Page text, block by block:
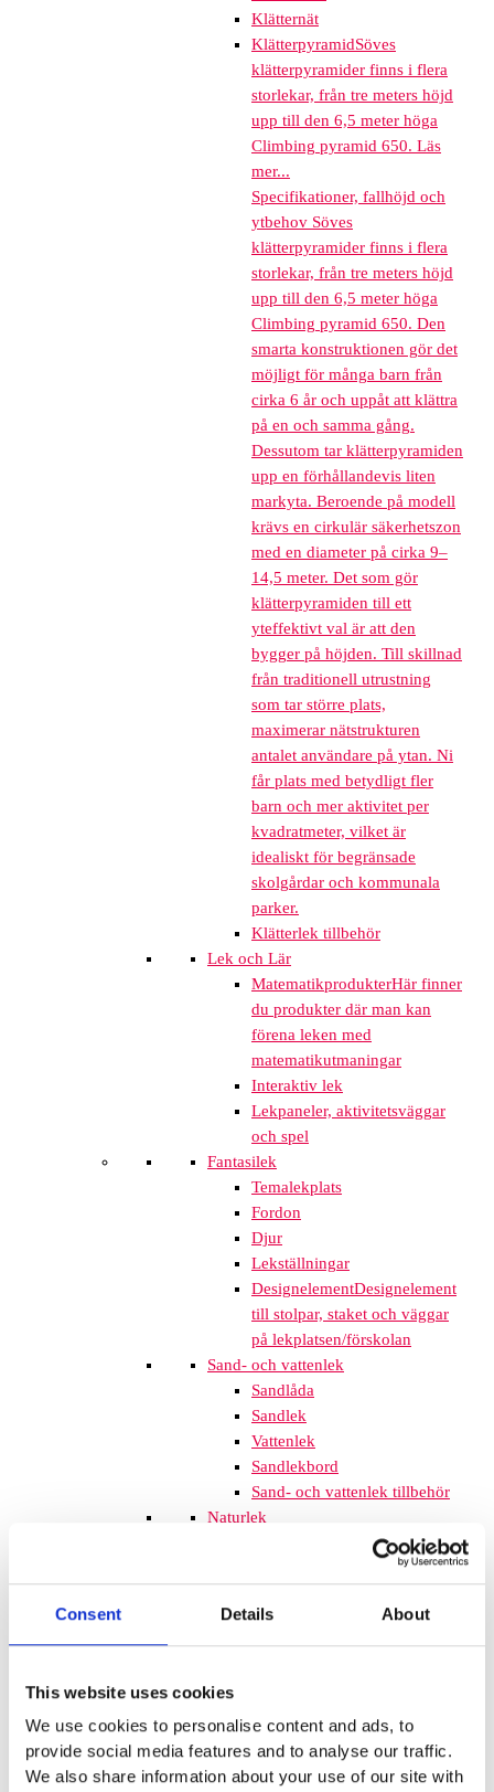
Consent Details About
This website uses cookies
We use cookies to personalise content and ads, to
provide social media features and to analyse our traffic.
We also share information about your use of our site with
Klätternät
KlätterpyramidSöves
klätterpyramider finns i flera
storlekar, från tre meters höjd
upp till den 6,5 meter höga
Climbing pyramid 650. Läs
mer...
Specifikationer, fallhöjd och
ytbehov Söves
klätterpyramider finns i flera
storlekar, från tre meters höjd
upp till den 6,5 meter höga
Climbing pyramid 650. Den
smarta konstruktionen gör det
möjligt för många barn från
cirka 6 år och uppåt att klättra
på en och samma gång.
Dessutom tar klätterpyramiden
upp en förhållandevis liten
markyta. Beroende på modell
krävs en cirkulär säkerhetszon
med en diameter på cirka 9–
14,5 meter. Det som gör
klätterpyramiden till ett
yteffektivt val är att den
bygger på höjden. Till skillnad
från traditionell utrustning
som tar större plats,
maximerar nätstrukturen
antalet användare på ytan. Ni
får plats med betydligt fler
barn och mer aktivitet per
kvadratmeter, vilket är
idealiskt för begränsade
skolgårdar och kommunala
parker.
Klätterlek tillbehör
Lek och Lär
MatematikprodukterHär finner
du produkter där man kan
förena leken med
matematikutmaningar
Interaktiv lek
Lekpaneler, aktivitetsväggar
och spel
Fantasilek
Temalekplats
Fordon
Djur
Lekställningar
DesignelementDesignelement
till stolpar, staket och väggar
på lekplatsen/förskolan
Sand- och vattenlek
Sandlåda
Sandlek
Vattenlek
Sandlekbord
Sand- och vattenlek tillbehör
Naturlek
Inspringningshinder
Övrigt
tillverkade av fjädrande material som
gör att barnen kan hoppa högt. Att
komplettera lekplatsen med
trampoliner blir ett spännande inslag